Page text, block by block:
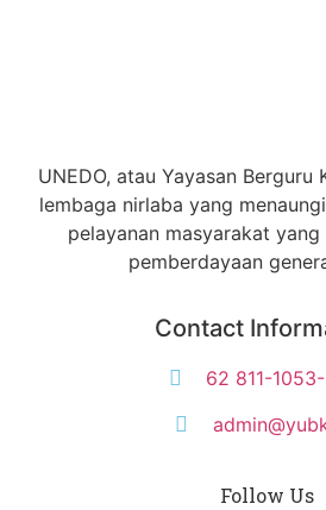
UNEDO, atau Yayasan Berguru
lembaga nirlaba yang
pelayanan masyarakat
pemberdayaan
Contact
62 811-
Follow Us